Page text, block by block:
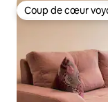
Coup de cœur
Coup de cœur